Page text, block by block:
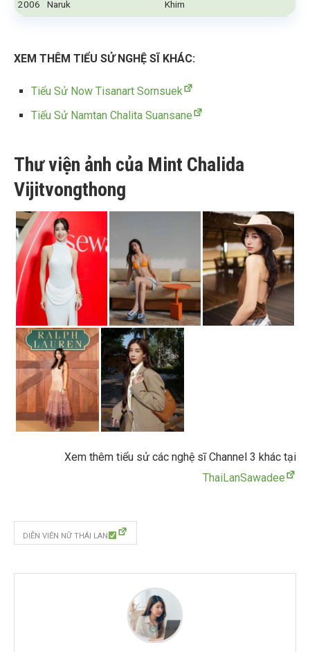
2006 Naruk Khim
XEM THÊM TIỂU SỬ NGHỆ SĨ KHÁC:
Tiểu Sử Now Tisanart Sornsuek
Tiểu Sử Namtan Chalita Suansane
Thư viện ảnh của Mint Chalida
Vijitvongthong
Xem thêm tiểu sử các nghệ sĩ Channel 3 khác tại
ThaiLanSawadee
DIỄN VIÊN NỮ THÁI LAN